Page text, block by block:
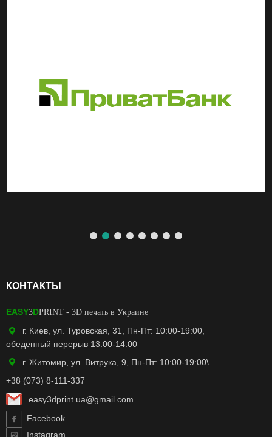
КОНТАКТЫ
EASY3DPRINT - 3D печать в Украине
г. Киев, ул. Туровская, 31, Пн-Пт: 10:00-19:00,
обеденный перерыв 13:00-14:00
г. Житомир, ул. Витрука, 9, Пн-Пт: 10:00-19:00\
+38 (073) 8-111-337
easy3dprint.ua@gmail.com
Facebook
Instagram